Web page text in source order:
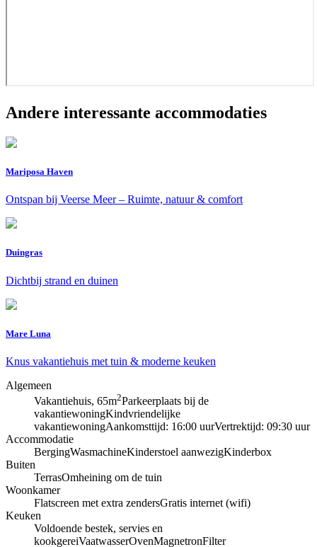
Andere interessante accommodaties
Mariposa Haven
Ontspan bij Veerse Meer – Ruimte, natuur & comfort
Duingras
Dichtbij strand en duinen
Mare Luna
Knus vakantiehuis met tuin & moderne keuken
Algemeen
Vakantiehuis, 65m2Parkeerplaats bij de
vakantiewoningKindvriendelijke
vakantiewoningAankomsttijd: 16:00 uurVertrektijd: 09:30 uur
Accommodatie
BergingWasmachineKinderstoel aanwezigKinderbox
Buiten
TerrasOmheining om de tuin
Woonkamer
Flatscreen met extra zendersGratis internet (wifi)
Keuken
Voldoende bestek, servies en
kookgereiVaatwasserOvenMagnetronFilter